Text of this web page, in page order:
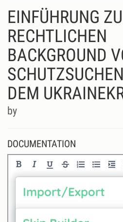
EINFÜHRUNG
RECHTLICHEN
BACKGROUND
DEM
by
DOCUMENTATION